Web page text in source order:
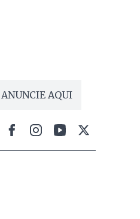
ANUNCIE AQUI